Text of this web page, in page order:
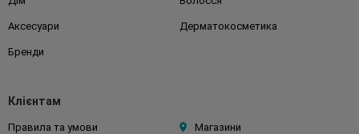
Аксесуари Дерматокосметика
Бренди
Клієнтам
Правила та умови Магазини